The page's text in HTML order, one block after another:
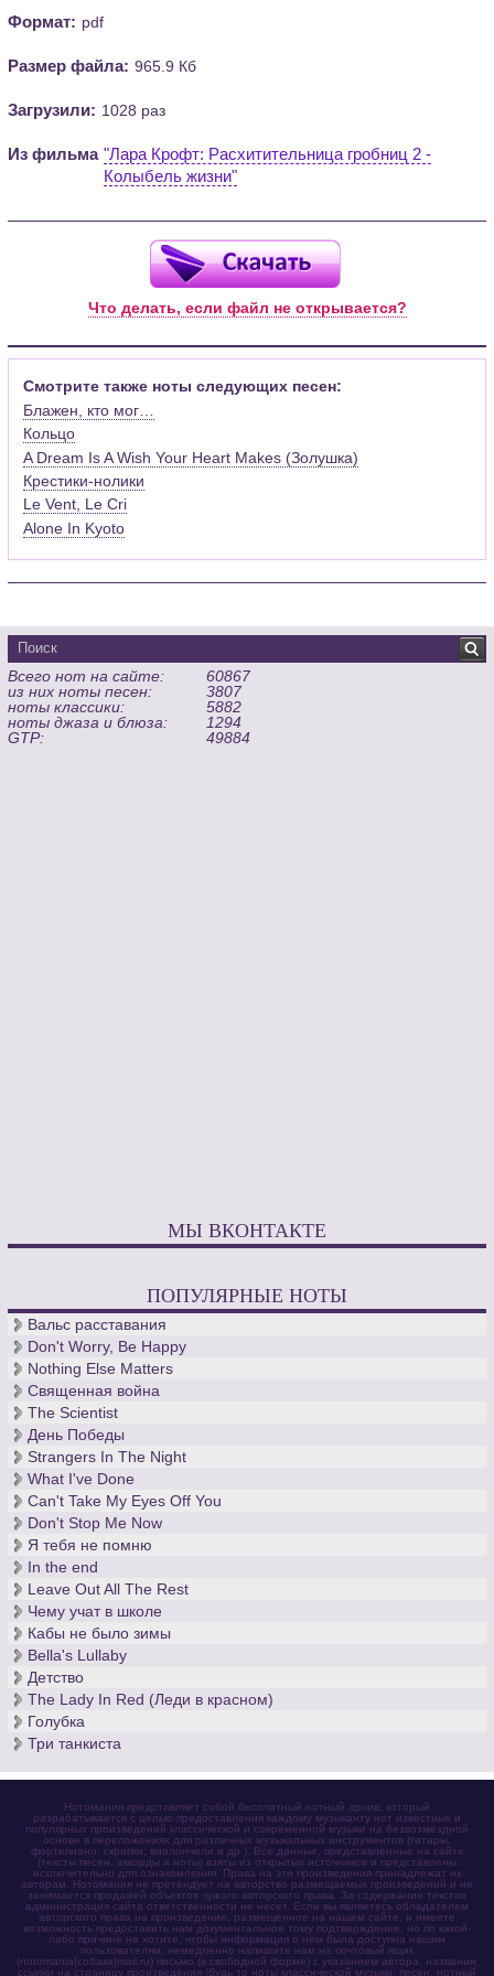
Формат: pdf
Размер файла: 965.9 Кб
Загрузили: 1028 раз
Из фильма "Лара Крофт: Расхитительница гробниц 2 -
Колыбель жизни"
Что делать, если файл не открывается?
Смотрите также ноты следующих песен:
Блажен, кто мог…
Кольцо
A Dream Is A Wish Your Heart Makes (Золушка)
Крестики-нолики
Le Vent, Le Cri
Alone In Kyoto
Всего нот на сайте:
60867
из них ноты песен:
3807
ноты классики:
5882
ноты джаза и блюза:
1294
GTP:
49884
МЫ ВКОНТАКТЕ
ПОПУЛЯРНЫЕ НОТЫ
Вальс расставания
Don't Worry, Be Happy
Nothing Else Matters
Священная война
The Scientist
День Победы
Strangers In The Night
What I've Done
Can't Take My Eyes Off You
Don't Stop Me Now
Я тебя не помню
In the end
Leave Out All The Rest
Чему учат в школе
Кабы не было зимы
Bella's Lullaby
Детство
The Lady In Red (Леди в красном)
Голубка
Три танкиста
Нотомания представляет собой бесплатный нотный архив, который
разрабатывается с целью предоставления каждому музыканту нот известных и
популярных произведений классической и современной музыки на безвозмездной
основе в переложениях для различных музыкальных инструментов (гитары,
фортепиано, скрипки, виолончели и др.). Все данные, представленные на сайте
(тексты песен, аккорды и ноты) взяты из открытых источников и представлены
исключительно для ознакомления. Права на эти произведения принадлежат их
авторам. Нотомания не претендует на авторство размещаемых произведений и не
занимается продажей объектов чужого авторского права. За содержание текстов
администрация сайта ответственности не несет. Если вы являетесь обладателем
авторского права на произведение, размещенное на нашем сайте, и имеете
возможность предоставить нам документальное тому подтверждение, но по какой-
либо причине не хотите, чтобы информация о нём была доступна нашим
пользователям, немедленно напишите нам на почтовый ящик
(notomania[собака]mail.ru) письмо (в свободной форме) с указанием автора, названия,
ссылки на страницу произведения (будь то ноты классической музыки, песен, нотный